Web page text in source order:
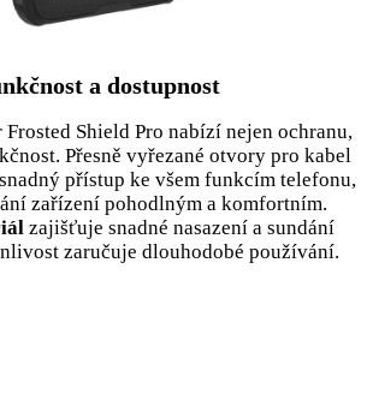
a dostupnost
Shield Pro nabízí nejen ochranu,
Přesně vyřezané otvory pro kabel
přístup ke všem funkcím telefonu,
zařízení pohodlným a komfortním.
zajišťuje snadné nasazení a sundání
zaručuje dlouhodobé používání.